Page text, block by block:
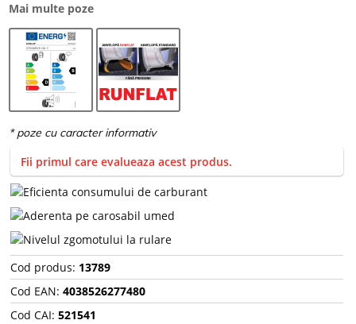
Mai multe poze
Fii primul care evalueaza acest produs.
Cod produs: 13789
Cod EAN: 4038526277480
Cod CAI: 521541